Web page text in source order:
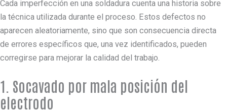
Cada imperfección en una soldadura cuenta una historia sobre
la técnica utilizada durante el proceso. Estos defectos no
aparecen aleatoriamente, sino que son consecuencia directa
de errores específicos que, una vez identificados, pueden
corregirse para mejorar la calidad del trabajo.
1. Socavado por mala posición del
electrodo